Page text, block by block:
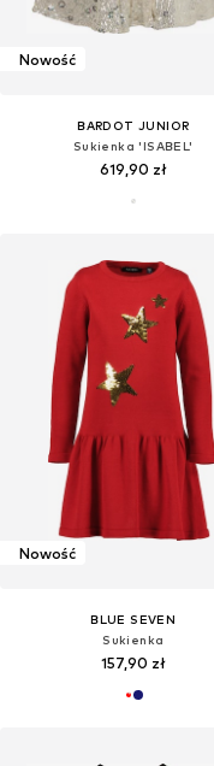
Nowość
BARDOT JUNIOR
Sukienka 'ISABEL'
619,90 zł
Nowość
BLUE SEVEN
Sukienka
157,90 zł